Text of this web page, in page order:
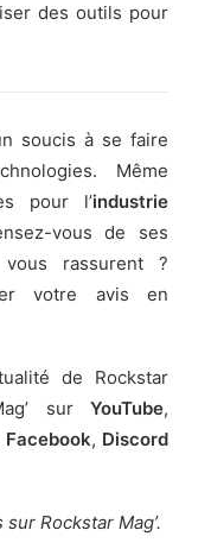
des outils pour
soucis à se faire
Même
pour l’industrie
vous de ses
vous rassurent ?
votre avis en
de Rockstar
sur YouTube,
Facebook, Discord
Rockstar Mag’.